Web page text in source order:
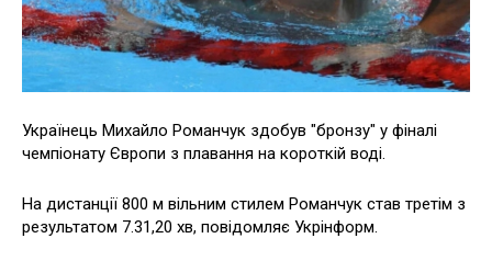
Українець Михайло Романчук здобув "бронзу" у фіналі
чемпіонату Європи з плавання на короткій воді.
На дистанції 800 м вільним стилем Романчук став третім з
результатом 7.31,20 хв, повідомляє Укрінформ.